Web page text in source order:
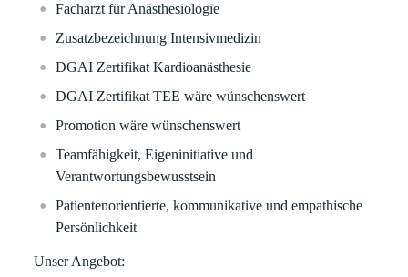
Facharzt für Anästhesiologie
Zusatzbezeichnung Intensivmedizin
DGAI Zertifikat Kardioanästhesie
DGAI Zertifikat TEE wäre wünschenswert
Promotion wäre wünschenswert
Teamfähigkeit, Eigeninitiative und
Verantwortungsbewusstsein
Patientenorientierte, kommunikative und empathische
Persönlichkeit
Unser Angebot: